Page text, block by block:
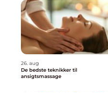
26. aug
De bedste teknikker til
ansigtsmassage